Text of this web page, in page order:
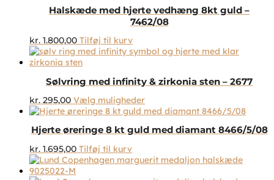
vælges
på
varesiden
flere
varianter.
kan
vælges
varesiden
Halskæde med hjerte vedhæng 8kt guld –
7462/08
kr. 1.800,00 Tilføj til kurv
Sølvring med infinity & zirkonia sten – 2677
kr. 295,00 Vælg mulighederDette
vare
flere
Mulighederne
kan
vælges
Hjerte øreringe 8 kt guld med diamant 8466/5/08
kr. 1.695,00 Tilføj til kurv